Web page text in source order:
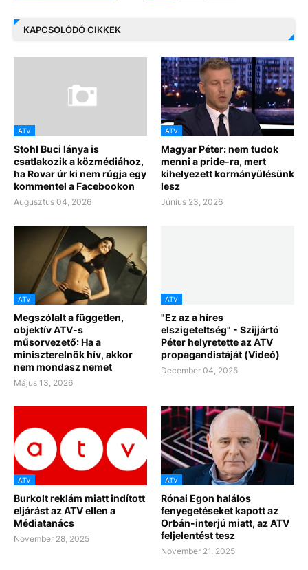
KAPCSOLÓDÓ CIKKEK
ATV
Stohl Buci lánya is
csatlakozik a közmédiához,
ha Rovar úr ki nem rúgja egy
kommentel a Facebookon
Augusztus 04, 2026
ATV
Magyar Péter: nem tudok
menni a pride-ra, mert
kihelyezett kormányülésünk
lesz
Június 23, 2026
ATV
Megszólalt a független,
objektív ATV-s
műsorvezető: Ha a
miniszterelnök hív, akkor
nem mondasz nemet
Május 13, 2026
ATV
"Ez az a híres
elszigeteltség" - Szijjártó
Péter helyretette az ATV
propagandistáját (Videó)
December 04, 2025
ATV
Burkolt reklám miatt indított
eljárást az ATV ellen a
Médiatanács
November 28, 2025
ATV
Rónai Egon halálos
fenyegetéseket kapott az
Orbán-interjú miatt, az ATV
feljelentést tesz
November 21, 2025